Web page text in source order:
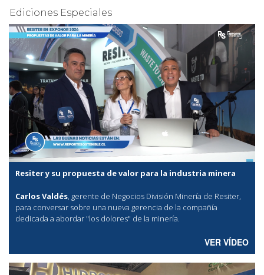
Ediciones Especiales
Resiter y su propuesta de valor para la industria minera
Carlos Valdés, gerente de Negocios División Minería de Resiter,
para conversar sobre una nueva gerencia de la compañía
dedicada a abordar "los dolores" de la minería.
VER VÍDEO